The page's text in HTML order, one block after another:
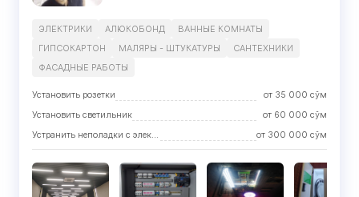
ЭЛЕКТРИКИ АЛЮКОБОНД
ВАННЫЕ КОМНАТЫ
ГИПСОКАРТОН
МАЛЯРЫ - ШТУКАТУРЫ
САНТЕХНИКИ
ФАСАДНЫЕ РАБОТЫ
Установить розетки от 35 000 сўм
Установить светильник
от 60 000 сўм
Устранить неполадки с электричеством
от 300 000 сўм